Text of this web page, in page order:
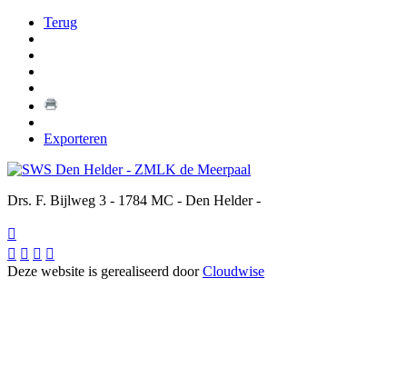
Terug
Exporteren
Drs. F. Bijlweg 3 - 1784 MC - Den Helder -

   
Deze website is gerealiseerd doorCloudwise